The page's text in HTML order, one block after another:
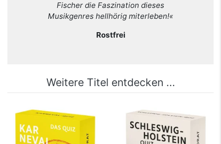
Fischer die Faszination dieses
Musikgenres hellhörig miterleben!«
Rostfrei
Weitere Titel entdecken ...
Karneval. Das Quiz
Schleswig-Holstein-
Quiz